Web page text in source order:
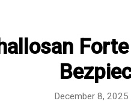
December 8, 2025